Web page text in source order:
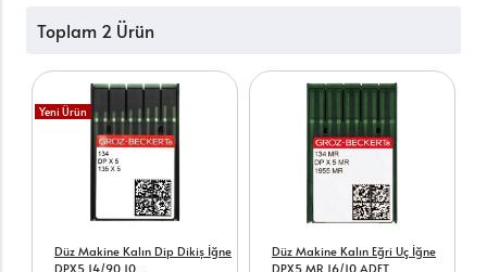
Toplam 2 Ürün
Yeni Ürün
Düz Makine Kalın Dip Dikiş İğne
DPX5 14/90 10...
Düz Makine Kalın Eğri Uç İğne
DPX5 MR 16/10 ADET